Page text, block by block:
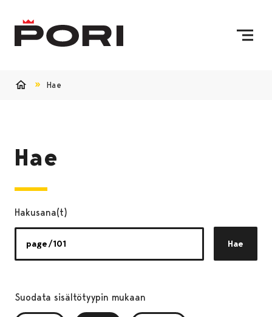
Hae
Hae
Hakusana(t)
Hae
Suodata sisältötyypin mukaan